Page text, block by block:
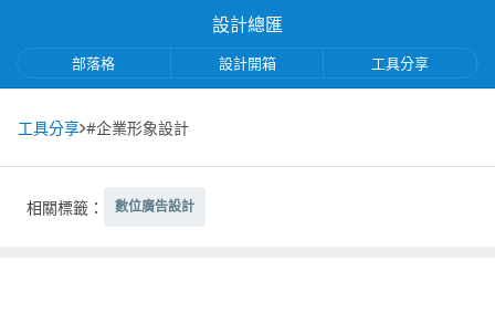
設計總匯
部落格 設計開箱 工具分享
工具分享 #企業形象設計
相關標籤： 數位廣告設計